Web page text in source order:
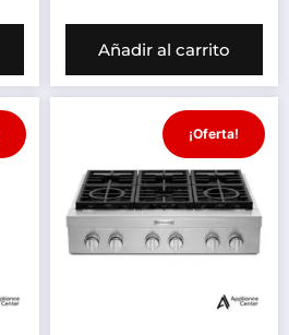
Añadir al carrito
¡Oferta!